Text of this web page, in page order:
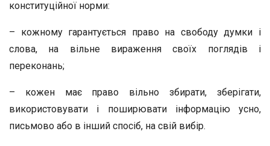
конституційної норми:
– кожному гарантується право на свободу думки і
слова, на вільне вираження своїх поглядів і
переконань;
– кожен має право вільно збирати, зберігати,
використовувати і поширювати інформацію усно,
письмово або в інший спосіб, на свій вибір.